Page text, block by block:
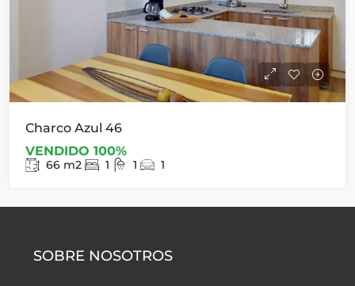
Charco Azul 46
VENDIDO 100%
66 m2 1 1 1
SOBRE NOSOTROS